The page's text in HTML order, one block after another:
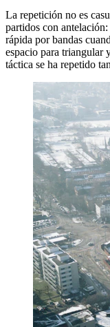
La repetición no es
partidos con
rápida por bandas
espacio para triangular
táctica se ha repetido